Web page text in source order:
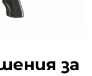
за